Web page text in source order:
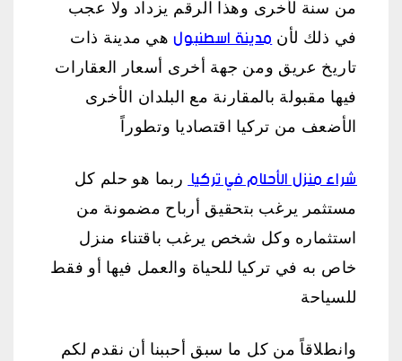
من سنة لأخرى وهذا الرقم يزداد ولا عجب
في ذلك لأن مدينة اسطنبول هي مدينة ذات
تاريخ عريق ومن جهة أخرى أسعار العقارات
فيها مقبولة بالمقارنة مع البلدان الأخرى
الأضعف من تركيا اقتصاديا وتطوراً
شراء منزل الأحلام في تركيا ربما هو حلم كل
مستثمر يرغب بتحقيق أرباح مضمونة من
استثماره وكل شخص يرغب باقتناء منزل
خاص به في تركيا للحياة والعمل فيها أو فقط
للسياحة
وانطلاقاً من كل ما سبق أحببنا أن نقدم لكم